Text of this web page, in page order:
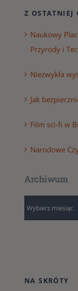
Z OSTATNIEJ
Naukowy
Przyrody i
Niezwykła
Jak
Film sci-fi w
Narodowe
Archiwum
NA SKRÓTY